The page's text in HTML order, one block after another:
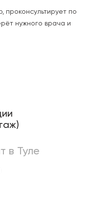
проконсультирует по
нужного врача и
в Туле